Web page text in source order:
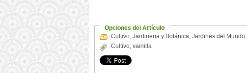
Opciones del Artículo
Cultivo, Jardineria y Botánica, Jardines del Mundo,
Cultivo, vainilla